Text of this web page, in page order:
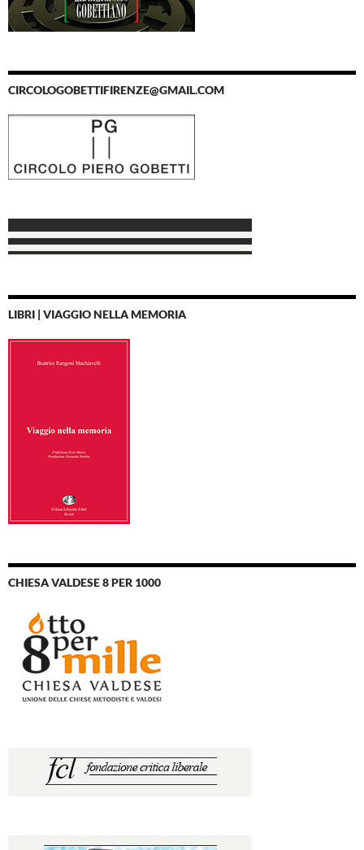
CIRCOLOGOBETTIFIRENZE@GMAIL.COM
LIBRI | VIAGGIO NELLA MEMORIA
CHIESA VALDESE 8 PER 1000